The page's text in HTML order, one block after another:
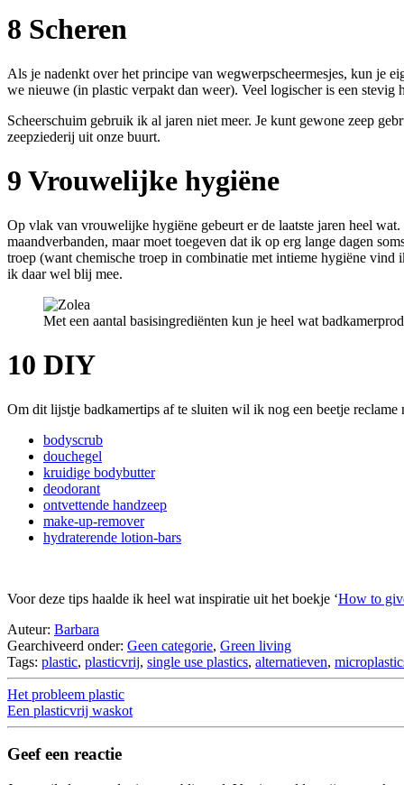
8 Scheren
Als je nadenkt over het principe van wegwerpscheermesjes, kun je
we nieuwe (in plastic verpakt dan weer). Veel logischer is een
Scheerschuim gebruik ik al jaren niet meer. Je kunt gewone zeep
zeepziederij uit onze buurt.
9 Vrouwelijke hygiëne
Op vlak van vrouwelijke hygiëne gebeurt er de laatste jaren heel
maandverbanden, maar moet toegeven dat ik op erg lange dagen
troep (want chemische troep in combinatie met intieme hygiëne vind
ik daar wel blij mee.
Met een aantal basisingrediënten kun je heel wat
10 DIY
Om dit lijstje badkamertips af te sluiten wil ik nog een beetje
bodyscrub
douchegel
kruidige bodybutter
deodorant
ontvettende handzeep
make-up-remover
hydraterende lotion-bars
Voor deze tips haalde ik heel wat inspiratie uit het boekje ‘How to
Auteur: Barbara
Gearchiveerd onder: Geen categorie, Green living
Tags: plastic, plasticvrij, single use plastics, alternatieven,
Het probleem plastic
Een plasticvrij waskot
Geef een reactie